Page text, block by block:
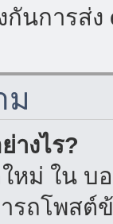
นการส่ง
ม
างไร?
หม่ ใน บ
รถโพส